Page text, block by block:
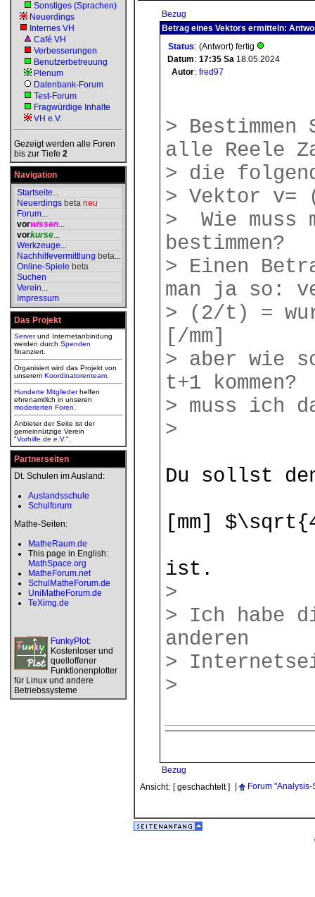
Sonstiges (Sprachen)
Neuerdings
Internes VH
Café VH
Verbesserungen
Benutzerbetreuung
Plenum
Datenbank-Forum
Test-Forum
Fragwürdige Inhalte
VH e.V.
Gezeigt werden alle Foren
bis zur Tiefe 2
Navigation
Startseite...
Neuerdings beta neu
Forum...
vorwissen...
vorkurse...
Werkzeuge...
Nachhilfevermittlung beta...
Online-Spiele beta
Suchen
Verein...
Impressum
Das Projekt
Serverund Internetanbindung
werden durch Spenden
finanziert.
Organisiert wird das Projekt von
unserem Koordinatorenteam
Hunderte Mitgliederhelfen
ehrenamtlich in unseren
moderierten Foren
Anbieter der Seite ist der
gemeinnützige Verein
"Vorhilfe.de e.V.".
Partnerseiten
Dt. Schulen im Ausland:
Auslandsschule
Schulforum
Mathe-Seiten:
MatheRaum.de
This page in English:
MathSpace.org
MatheForum.net
SchulMatheForum.de
UniMatheForum.de
TeXimg.de
FunkyPlot:
Kostenloser und
quelloffener
Funktionenplotter
für Linux und andere
Betriebssysteme
Bezug
Betrag eines Vektors ermitteln:
Status: (Antwort) fertig
Datum: 17:35 Sa 18.05.2024
Autor: fred97
>
alle Reele
> die
> Vektor
> Wie muss
bestimmen?
> Einen
man ja so:
> (2/t) =
[/mm]
> aber wie
t+1 kommen?
> muss ich
>
Du sollst
[mm]
ist.
>
> Ich habe
anderen
>
>
Bezug
Ansicht: [ geschachtelt ] Forum